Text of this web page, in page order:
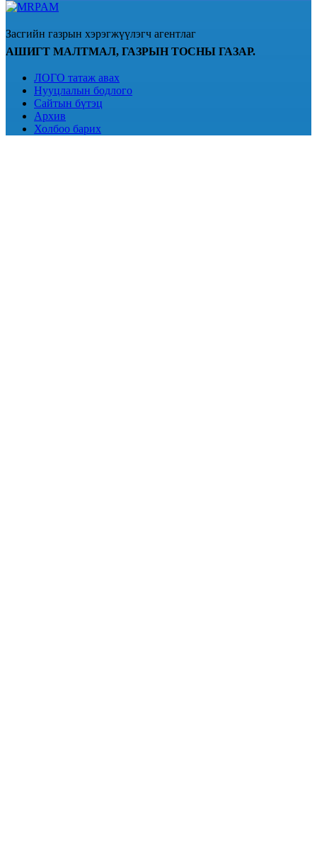
Засгийн газрын хэрэгжүүлэгч агентлаг
АШИГТ МАЛТМАЛ, ГАЗРЫН ТОСНЫ ГАЗАР.
ЛОГО татаж авах
Нууцлалын бодлого
Сайтын бүтэц
Архив
Холбоо барих